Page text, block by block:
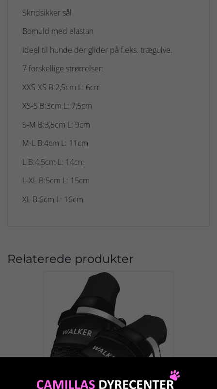
Skridsikker sål
Bomuld med elastan
Ideel til hunde der glider på f.eks. trægulve.
7 forskellige strørrelser:
XXS-XS B:2,5cm L: 6cm
XS-S B:3cm L: 7,5cm
S-M B:3,5cm L: 9cm
M-L B:4cm L: 11cm
L B:4,5cm L: 14cm
L-XL B:5cm L: 15cm
XL B:6cm L: 16cm
Relaterede produkter